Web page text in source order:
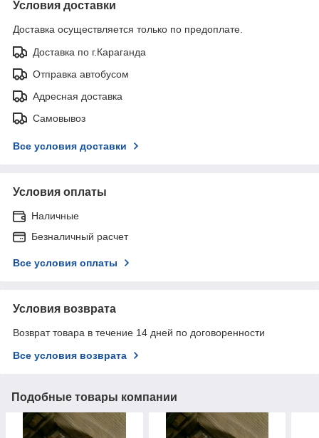
Условия доставки
Доставка осуществляется только по предоплате.
Доставка по г.Караганда
Отправка автобусом
Адресная доставка
Самовывоз
Все условия доставки
Условия оплаты
Наличные
Безналичный расчет
Все условия оплаты
Условия возврата
Возврат товара в течение 14 дней по договоренности
Все условия возврата
Подобные товары компании